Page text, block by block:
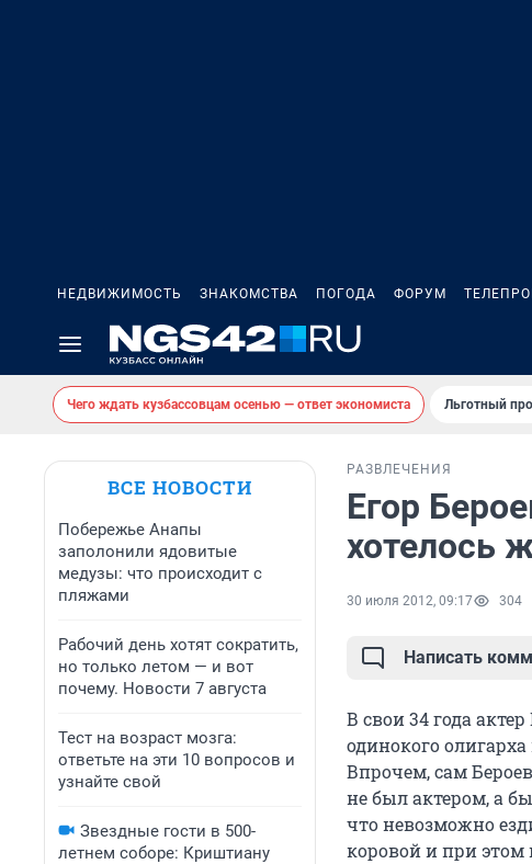
НЕДВИЖИМОСТЬ ЗНАКОМСТВА ПОГОДА ФОРУМ
Чего ждать кузбассовцам осенью — ответ экономиста Льготный
ВСЕ НОВОСТИ
Побережье Анапы
заполонили ядовитые
медузы: что происходит с
пляжами
Рабочий день хотят сократить,
но только летом — и вот
почему. Новости 7 августа
Тест на возраст мозга:
ответьте на эти 10 вопросов и
узнайте свой
Звездные гости в 500-
летнем соборе: Криштиану
РАЗВЛЕЧЕНИЯ
Егор
хотелось
30 июля 2012, 09:17 304
Написать
В свои 34 года
одинокого
Впрочем, сам
не был актером, а
что невозможно
коровой и при этом